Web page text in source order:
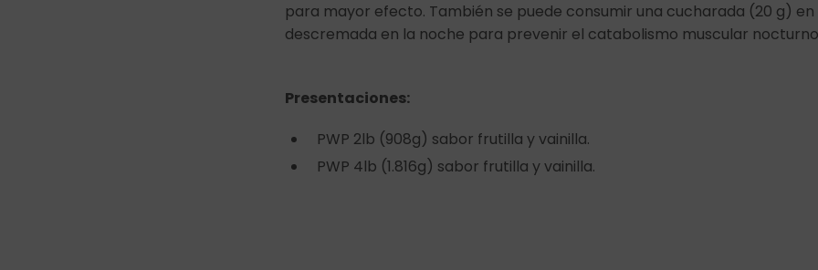
para mayor efecto. También se puede consumir una cucharada (20 g) en
descremada en la noche para prevenir el catabolismo muscular nocturno
Presentaciones:
PWP 2lb (908g) sabor frutilla y vainilla.
PWP 4lb (1.816g) sabor frutilla y vainilla.